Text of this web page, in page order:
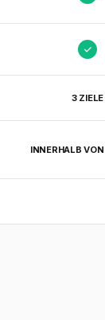
3 ZIELE
INNERHALB